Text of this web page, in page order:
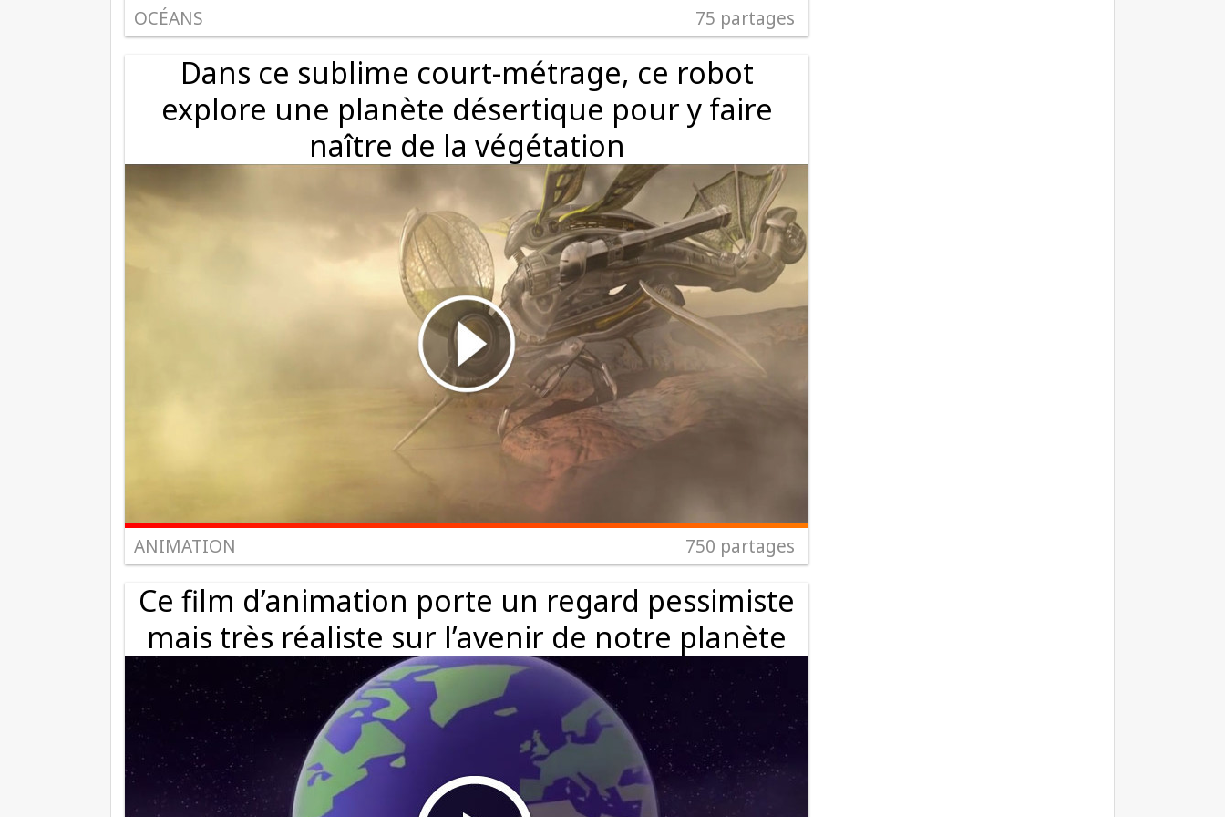
OCÉANS 75 partages
Dans ce sublime court-métrage, ce robot
explore une planète désertique pour y faire
naître de la végétation
ANIMATION 750 partages
Ce film d’animation porte un regard pessimiste
mais très réaliste sur l’avenir de notre planète